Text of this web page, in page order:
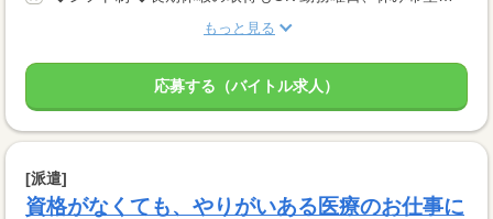
もっと見る
応募する（バイトル求人）
[派遣]
資格がなくても、やりがいある医療のお仕事に